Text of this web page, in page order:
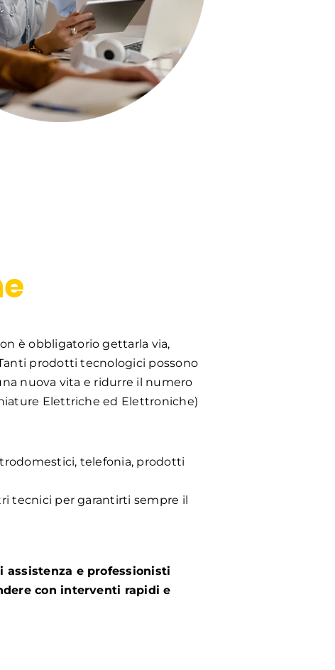
è obbligatorio gettarla via,
prodotti tecnologici possono
nuova vita e ridurre il numero
Elettriche ed Elettroniche)
telefonia, prodotti
tecnici per garantirti sempre il
assistenza e professionisti
con interventi rapidi e